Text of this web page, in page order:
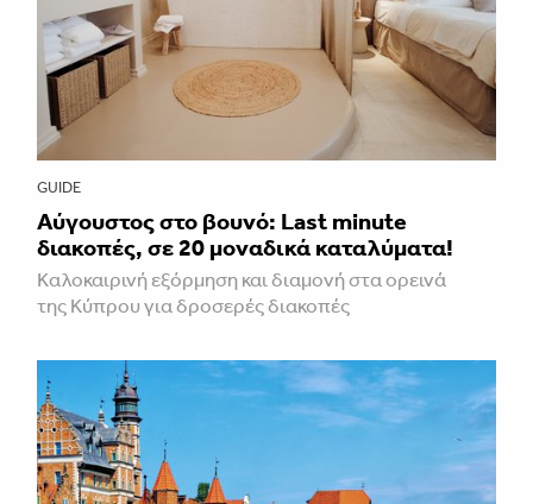
GUIDE
Aύγουστος στο βουνό: Last minute
διακοπές, σε 20 μοναδικά καταλύματα!
Καλοκαιρινή εξόρμηση και διαμονή στα ορεινά
της Κύπρου για δροσερές διακοπές